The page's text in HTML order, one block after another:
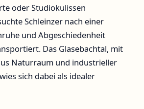
oder Studiokulissen
Schleinzer nach einer
und Abgeschiedenheit
Das Glasebachtal, mit
Naturraum und industrieller
sich dabei als idealer